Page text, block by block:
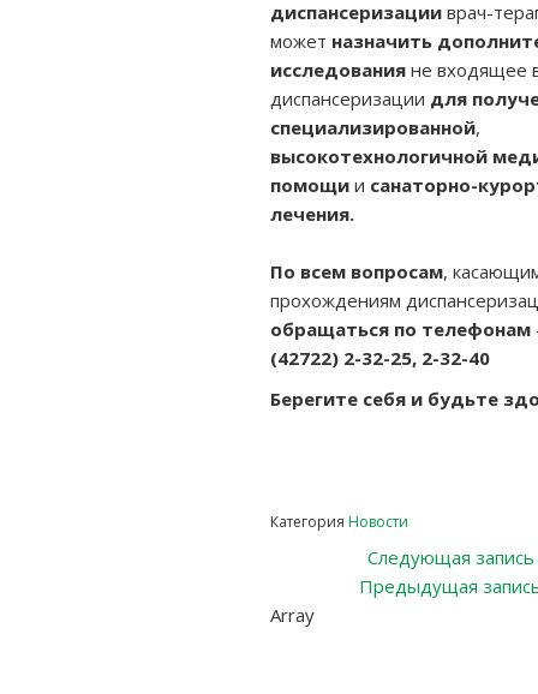
диспансеризации врач-
может назначить
исследования не входящее
диспансеризации для
специализированной,
высокотехнологичной
помощи и санаторно-
лечения.
По всем вопросам,
прохождениям
обращаться по телефонам
(42722) 2-32-25, 2-32-40
Берегите себя и будьте
Категория Новости
Навигация
по
Следующая запись
Предыдущая
Array